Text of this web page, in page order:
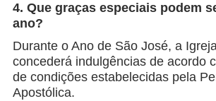
4. Que graças especiais podem
ano?
Durante o Ano de São José, a
concederá indulgências de acordo
de condições estabelecidas pela
Apostólica.